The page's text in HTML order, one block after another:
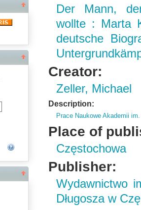
Der Mann,
wollte : Marta
deutsche
Creator:
Zeller, Michael
Description:
Prace Naukowe Akademii im.
Place of
Częstochowa
Publisher:
Wydawnictwo
Długosza w